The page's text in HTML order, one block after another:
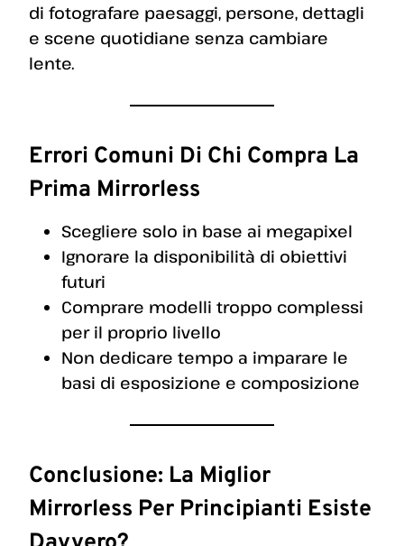
di fotografare paesaggi, persone, dettagli
e scene quotidiane senza cambiare
lente.
Errori Comuni Di Chi Compra La
Prima Mirrorless
Scegliere solo in base ai megapixel
Ignorare la disponibilità di obiettivi
futuri
Comprare modelli troppo complessi
per il proprio livello
Non dedicare tempo a imparare le
basi di esposizione e composizione
Conclusione: La Miglior
Mirrorless Per Principianti Esiste